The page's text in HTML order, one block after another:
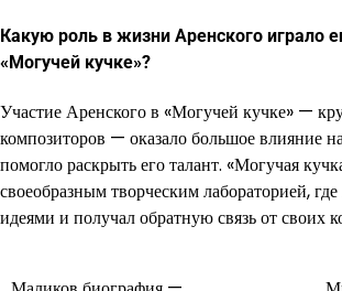
Какую роль в жизни Аренского играло
«Могучей кучке»?
Участие Аренского в «Могучей кучке» —
композиторов — оказало большое влияние
помогло раскрыть его талант. «Могучая
своеобразным творческим лабораторией,
идеями и получал обратную связь от своих